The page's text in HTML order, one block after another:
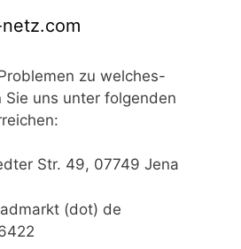
zu welches-
Sie uns unter folgenden
Str. 49, 07749 Jena
(dot) de